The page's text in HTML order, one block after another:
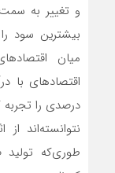
و تغییر به
بیشترین سود
میان
درصدی را تجربه
طوری‌‌‌که تولید